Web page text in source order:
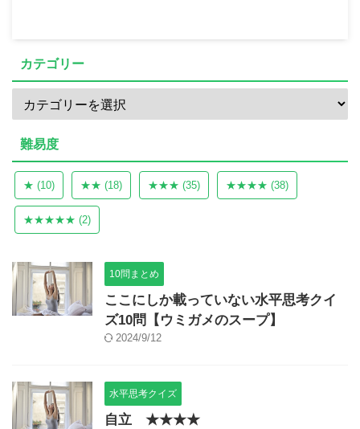
カテゴリー
難易度
★ (10) ★★ (18) ★★★ (35) ★★★★ (38)
★★★★★ (2)
10問まとめ
ここにしか載っていない水平思考クイ
ズ10問【ウミガメのスープ】
2024/9/12
水平思考クイズ
自立 ★★★★